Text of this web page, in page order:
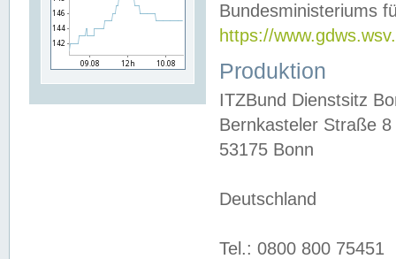
Bundesministeriums
https://
Produktion
ITZBund Dienstsitz
Bernkasteler Straße 8
53175 Bonn
Deutschland
Tel.: 0800 800 75451